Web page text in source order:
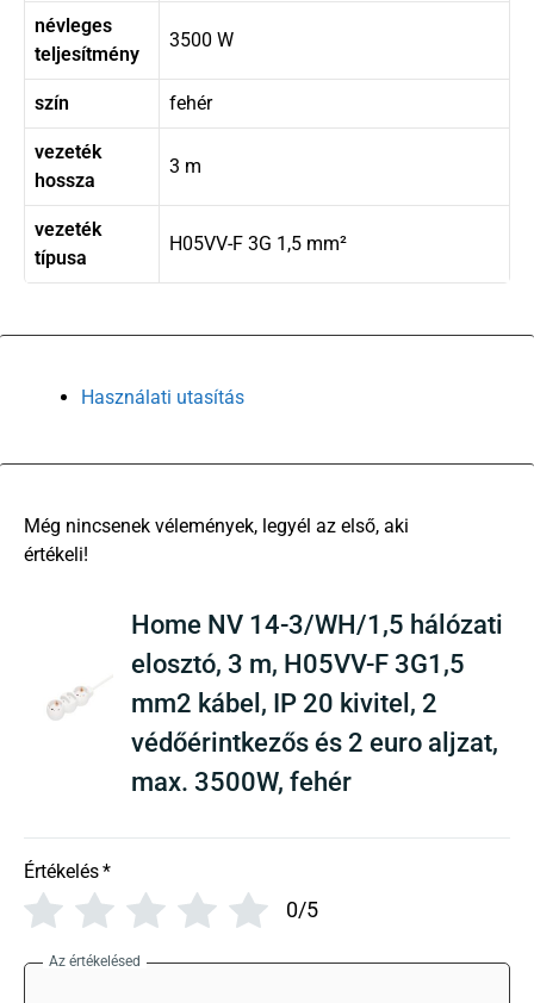
névleges
teljesítmény
3500 W
szín fehér
vezeték
hossza
3 m
vezeték
típusa
H05VV-F 3G 1,5 mm²
Használati utasítás
Home NV 14-3/WH/1,5 hálózati
elosztó, 3 m, H05VV-F 3G1,5
mm2 kábel, IP 20 kivitel, 2
védőérintkezős és 2 euro aljzat,
max. 3500W, fehér
Értékelés*
0/5
Az értékelésed